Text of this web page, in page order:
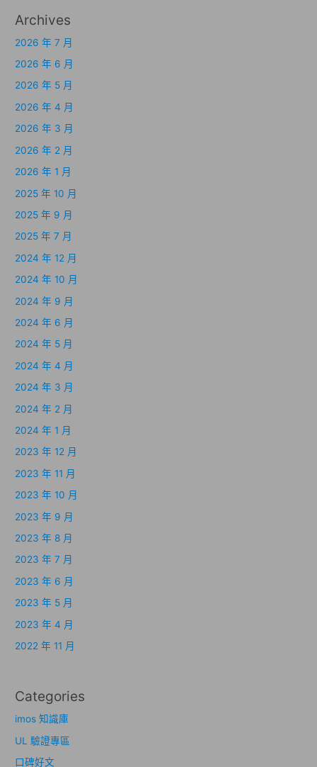
Archives
2026 年 7 月
2026 年 6 月
2026 年 5 月
2026 年 4 月
2026 年 3 月
2026 年 2 月
2026 年 1 月
2025 年 10 月
2025 年 9 月
2025 年 7 月
2024 年 12 月
2024 年 10 月
2024 年 9 月
2024 年 6 月
2024 年 5 月
2024 年 4 月
2024 年 3 月
2024 年 2 月
2024 年 1 月
2023 年 12 月
2023 年 11 月
2023 年 10 月
2023 年 9 月
2023 年 8 月
2023 年 7 月
2023 年 6 月
2023 年 5 月
2023 年 4 月
2022 年 11 月
Categories
imos 知識庫
UL 驗證專區
口碑好文